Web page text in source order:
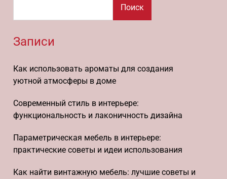
Поиск
Записи
Как использовать ароматы для создания
уютной атмосферы в доме
Современный стиль в интерьере:
функциональность и лаконичность дизайна
Параметрическая мебель в интерьере:
практические советы и идеи использования
Как найти винтажную мебель: лучшие советы и